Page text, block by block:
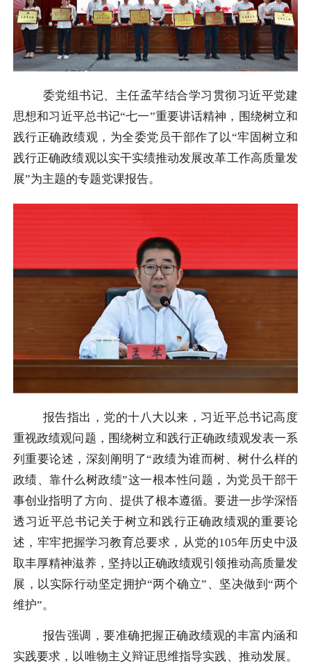
委党组书记、主任孟芊结合学习贯彻习近平党建
思想和习近平总书记“七一”重要讲话精神，围绕树立和
践行正确政绩观，为全委党员干部作了以“牢固树立和
践行正确政绩观以实干实绩推动发展改革工作高质量发
展”为主题的专题党课报告。
报告指出，党的十八大以来，习近平总书记高度
重视政绩观问题，围绕树立和践行正确政绩观发表一系
列重要论述，深刻阐明了“政绩为谁而树、树什么样的
政绩、靠什么树政绩”这一根本性问题，为党员干部干
事创业指明了方向、提供了根本遵循。要进一步学深悟
透习近平总书记关于树立和践行正确政绩观的重要论
述，牢牢把握学习教育总要求，从党的105年历史中汲
取丰厚精神滋养，坚持以正确政绩观引领推动高质量发
展，以实际行动坚定拥护“两个确立”、坚决做到“两个
维护”。
报告强调，要准确把握正确政绩观的丰富内涵和
实践要求，以唯物主义辩证思维指导实践、推动发展。